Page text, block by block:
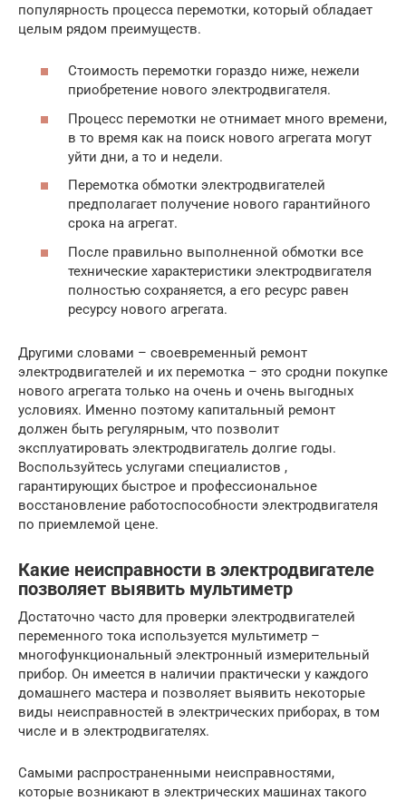
популярность процесса перемотки, который обладает
целым рядом преимуществ.
Стоимость перемотки гораздо ниже, нежели
приобретение нового электродвигателя.
Процесс перемотки не отнимает много времени,
в то время как на поиск нового агрегата могут
уйти дни, а то и недели.
Перемотка обмотки электродвигателей
предполагает получение нового гарантийного
срока на агрегат.
После правильно выполненной обмотки все
технические характеристики электродвигателя
полностью сохраняется, а его ресурс равен
ресурсу нового агрегата.
Другими словами – своевременный ремонт
электродвигателей и их перемотка – это сродни покупке
нового агрегата только на очень и очень выгодных
условиях. Именно поэтому капитальный ремонт
должен быть регулярным, что позволит
эксплуатировать электродвигатель долгие годы.
Воспользуйтесь услугами специалистов ,
гарантирующих быстрое и профессиональное
восстановление работоспособности электродвигателя
по приемлемой цене.
Какие неисправности в электродвигателе
позволяет выявить мультиметр
Достаточно часто для проверки электродвигателей
переменного тока используется мультиметр –
многофункциональный электронный измерительный
прибор. Он имеется в наличии практически у каждого
домашнего мастера и позволяет выявить некоторые
виды неисправностей в электрических приборах, в том
числе и в электродвигателях.
Самыми распространенными неисправностями,
которые возникают в электрических машинах такого